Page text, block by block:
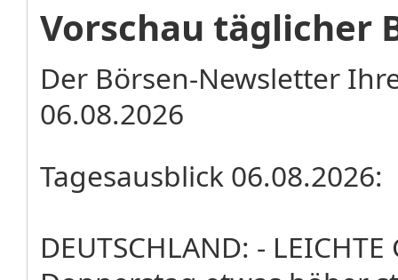
Vorschau täglicher
Der Börsen-Newsletter
06.08.2026
Tagesausblick 06.08.2026:
DEUTSCHLAND: -